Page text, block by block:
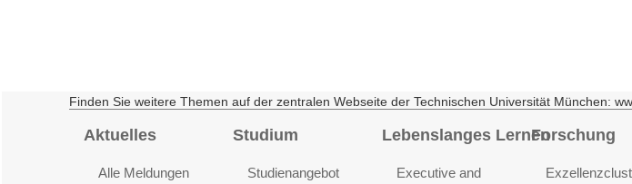
Finden Sie weitere Themen auf der zentralen Webseite der Technischen Universität München:
Aktuelles
Alle Meldungen
Studium
Studienangebot
Lebenslanges Lernen
Executive and
Forschung